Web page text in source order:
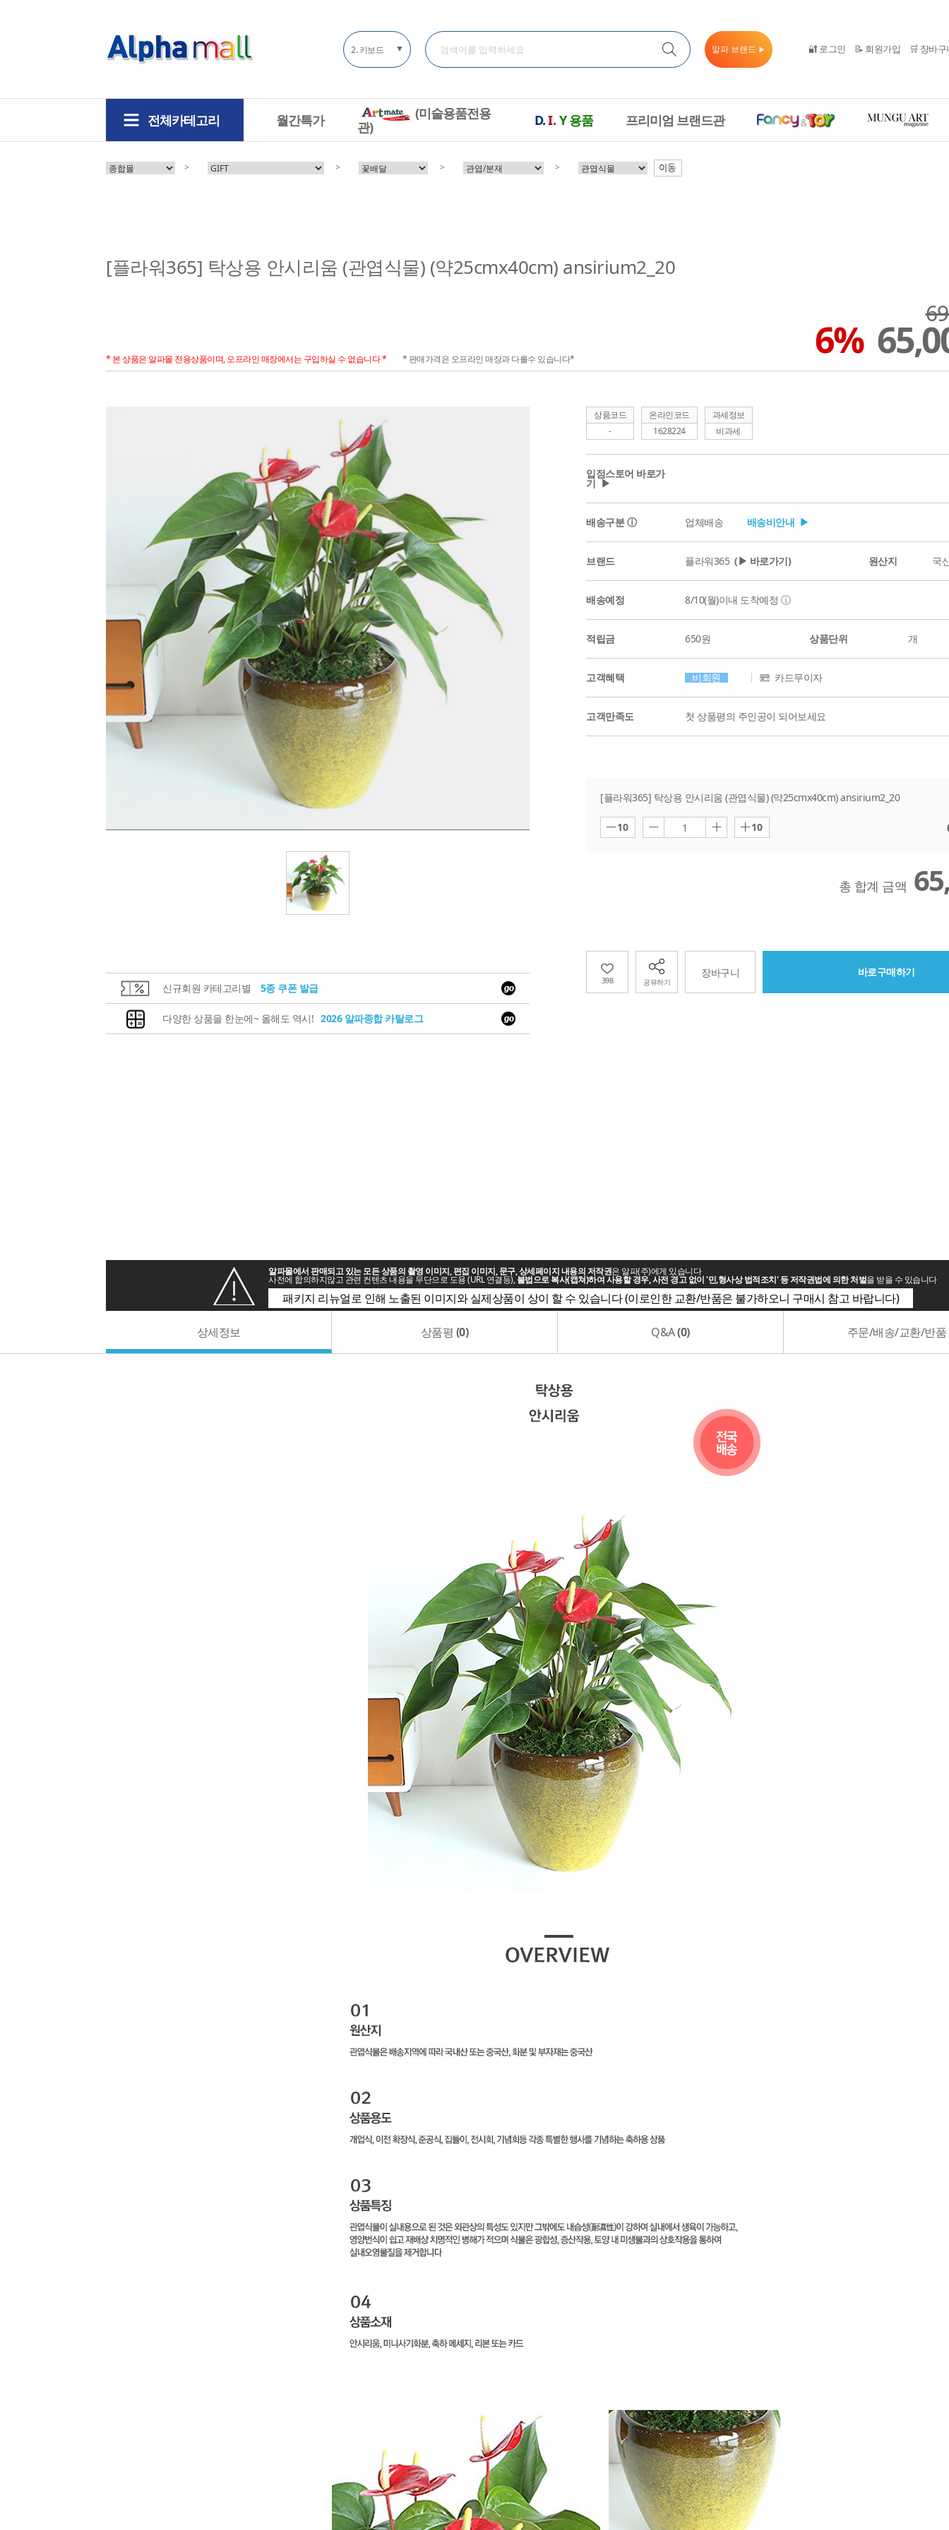
2. 키보드 ▼ 알파 브랜드 ▶ 🔐 로그인 📝 회원가입 🛒 장바구
전체카테고리 월간특가
(미술용품전용
관)
D.I. Y용품 프리미엄 브랜드관
> > > > 이동
[플라워365] 탁상용 안시리움 (관엽식물) (약25cmx40cm) ansirium2_20
* 본 상품은 알파몰 전용상품이며, 오프라인 매장에서는 구입하실 수 없습니다 * * 판매가격은 오프라인 매장과 다를수 있습니다* 6%
신규회원 카테고리별 5종 쿠폰 발급
다양한 상품을 한눈에~ 올해도 역시! 2026 알파종합 카탈로그
상품코드
-
온라인코드
1628224
과세정보
비과세
입점스토어 바로가
기 ▶
배송구분ⓘ 업체배송 배송비안내 ▶
브랜드 플라워365 (▶ 바로가기) 원산지 국
배송예정 8/10(월)이내 도착예정 ⓘ
적립금 650원 상품단위 개
고객혜택 비회원 카드무이자
고객만족도 첫 상품평의 주인공이 되어보세요
[플라워365] 탁상용 안시리움 (관엽식물) (약25cmx40cm) ansirium2_20
10 1 10
총 합계 금액
398 공유하기
장바구니 바로구매하기
알파몰에서 판매되고 있는 모든 상품의 촬영 이미지, 편집 이미지, 문구, 상세페이지 내용의 저작권은 알파(주)에게 있습니다
사전에 합의하지않고 관련 컨텐츠 내용을 무단으로 도용 (URL 연결등),불법으로 복사(캡쳐)하여 사용할 경우, 사전 경고 없이 '민,형사상 법적조치' 등 저작권법에 의한 처벌을 받을 수 있습니다
패키지 리뉴얼로 인해 노출된 이미지와 실제상품이 상이 할 수 있습니다 (이로인한 교환/반품은 불가하오니 구매시 참고 바랍니다)
상세정보 상품평 (0) Q&A(0) 주문/배송/교환/반품